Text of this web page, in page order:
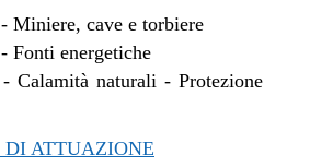
Miniere, cave e torbiere
Fonti energetiche
Calamità naturali - Protezione
ATTUAZIONE